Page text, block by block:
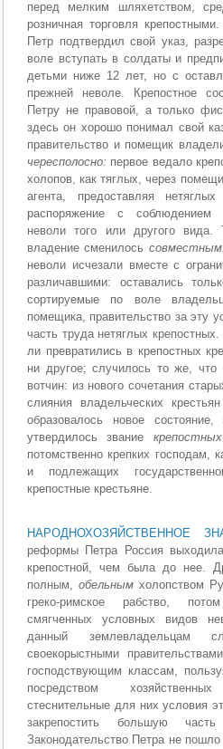
перед мелким шляхетством,
розничная торговля
Петр подтвердил свой указ,
воле вступать в солдаты и
детьми ниже 12 лет, но с
прежней неволе. Крепостное
Петру не правовой, а только
здесь он хорошо понимал свой
правительство и помещик
чересполосно: первое ведало
холопов, как тяглых, через
агента, предоставляя
распоряжение с соблюдением
неволи того или другого вида.
владение сменилось совместным.
неволи исчезали вместе с
различавшими: оставались
сортируемые по воле
помещика, правительство за эту
часть труда нетяглых
ли превратились в крепостных
ни другое; случилось то же,
вотчин: из нового сочетания
слияния владельческих
образовалось новое
утвердилось звание
потомственно крепких господам,
и подлежащих
крепостные крестьяне.
НАРОДНОХОЗЯЙСТВЕННОЕ
реформы Петра Россия
крепостной, чем была до нее.
полным,обельным холопством
греко-римское рабство,
смягченных условных видов
данный землевладельцам
своекорыстными
господствующим классам,
посредством
стеснительные для них условия
закрепостить большую часть
Законодательство Петра не